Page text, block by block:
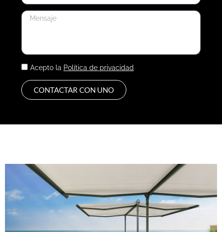
Acepto la Política de privacidad
CONTACTAR CON UNO